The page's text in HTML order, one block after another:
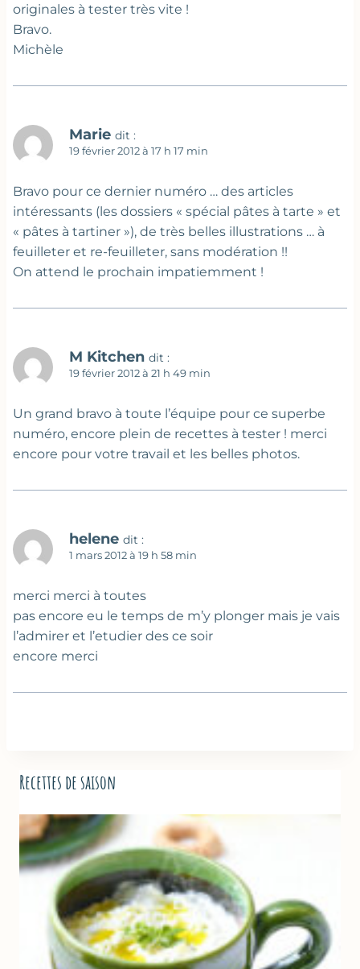
originales à tester très vite !
Bravo.
Michèle
Marie dit :
19 février 2012 à 17 h 17 min
Bravo pour ce dernier numéro … des articles
intéressants (les dossiers « spécial pâtes à tarte » et
« pâtes à tartiner »), de très belles illustrations … à
feuilleter et re-feuilleter, sans modération !!
On attend le prochain impatiemment !
M Kitchen dit :
19 février 2012 à 21 h 49 min
Un grand bravo à toute l’équipe pour ce superbe
numéro, encore plein de recettes à tester ! merci
encore pour votre travail et les belles photos.
helene dit :
1 mars 2012 à 19 h 58 min
merci merci à toutes
pas encore eu le temps de m’y plonger mais je vais
l’admirer et l’etudier des ce soir
encore merci
Recettes de saison